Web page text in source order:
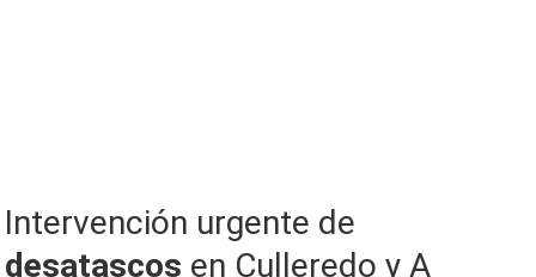
Intervención urgente de
desatascos en Culleredo y A